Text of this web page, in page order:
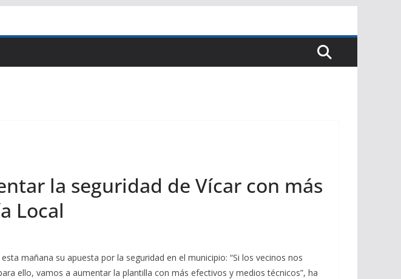
la seguridad de Vícar con más
Local
mañana su apuesta por la seguridad en el municipio: “Si los vecinos nos
ello, vamos a aumentar la plantilla con más efectivos y medios técnicos”, ha